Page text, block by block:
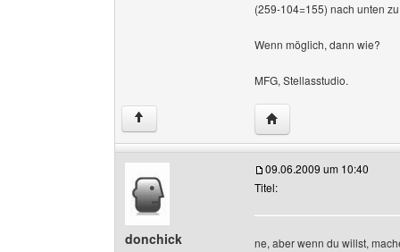
(259-104=155) nach unten
Wenn möglich, dann wie?
MFG, Stellasstudio.
↑ Website dieses
donchick
09.06.2009 um 10:40
Titel:
ne, aber wenn du willst,